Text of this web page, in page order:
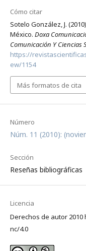
Número
Núm. 11 (2010):
Sección
Reseñas bibliográficas
Licencia
Derechos de autor
nc/4.0
Cómo citar
Sotelo González, J.
México. Doxa
Comunicación Y Ciencias
https://
ew/1154
Más formatos de cita